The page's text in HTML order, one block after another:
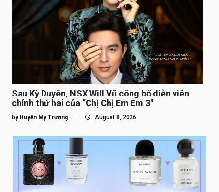
Sau Kỳ Duyên, NSX Will Vũ công bố diễn viên
chính thứ hai của “Chị Chị Em Em 3″
by Huyền My Trương August 8, 2026